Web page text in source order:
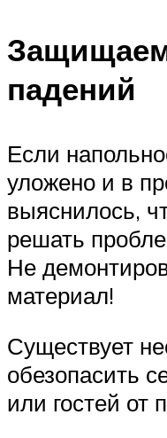
падений
Если
уложено и в
выяснилось,
решать
Не
материал!
Существует
обезопасить
или гостей от